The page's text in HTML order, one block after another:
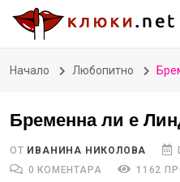
Начало Любопитно
Бременна ли е
ОТ ИВАНИНА НИКОЛОВА
0 КОМЕНТАРА
1162